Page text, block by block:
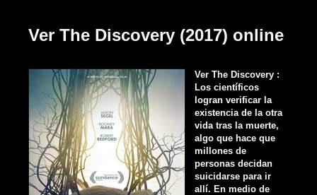
Ver The Discovery (2017) online
Ver The Discovery :
Los científicos
logran verificar la
existencia de la otra
vida tras la muerte,
algo que hace que
millones de
personas decidan
suicidarse para ir
allí. En medio de